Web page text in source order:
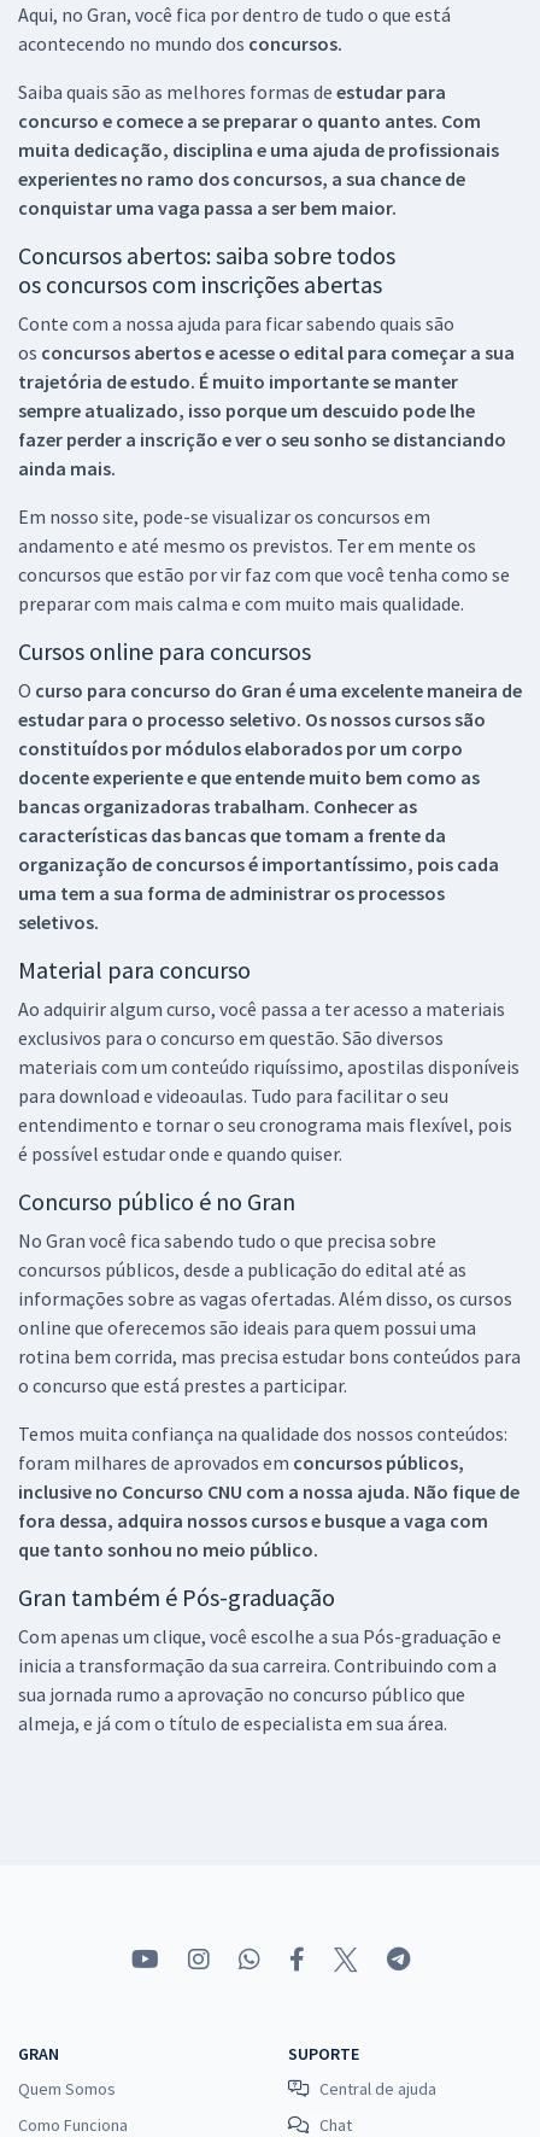
Aqui, no Gran, você fica por dentro de tudo o que está
acontecendo no mundo dos concursos.
Saiba quais são as melhores formas de estudar para
concurso e comece a se preparar o quanto antes. Com
muita dedicação, disciplina e uma ajuda de profissionais
experientes no ramo dos concursos, a sua chance de
conquistar uma vaga passa a ser bem maior.
Concursos abertos: saiba sobre todos
os concursos com inscrições abertas
Conte com a nossa ajuda para ficar sabendo quais são
os concursos abertos e acesse o edital para começar a sua
trajetória de estudo. É muito importante se manter
sempre atualizado, isso porque um descuido pode lhe
fazer perder a inscrição e ver o seu sonho se distanciando
ainda mais.
Em nosso site, pode-se visualizar os concursos em
andamento e até mesmo os previstos. Ter em mente os
concursos que estão por vir faz com que você tenha como se
preparar com mais calma e com muito mais qualidade.
Cursos online para concursos
O curso para concurso do Gran é uma excelente maneira de
estudar para o processo seletivo. Os nossos cursos são
constituídos por módulos elaborados por um corpo
docente experiente e que entende muito bem como as
bancas organizadoras trabalham. Conhecer as
características das bancas que tomam a frente da
organização de concursos é importantíssimo, pois cada
uma tem a sua forma de administrar os processos
seletivos.
Material para concurso
Ao adquirir algum curso, você passa a ter acesso a materiais
exclusivos para o concurso em questão. São diversos
materiais com um conteúdo riquíssimo, apostilas disponíveis
para download e videoaulas. Tudo para facilitar o seu
entendimento e tornar o seu cronograma mais flexível, pois
é possível estudar onde e quando quiser.
Concurso público é no Gran
No Gran você fica sabendo tudo o que precisa sobre
concursos públicos, desde a publicação do edital até as
informações sobre as vagas ofertadas. Além disso, os cursos
online que oferecemos são ideais para quem possui uma
rotina bem corrida, mas precisa estudar bons conteúdos para
o concurso que está prestes a participar.
Temos muita confiança na qualidade dos nossos conteúdos:
foram milhares de aprovados em concursos públicos,
inclusive no Concurso CNU com a nossa ajuda. Não fique de
fora dessa, adquira nossos cursos e busque a vaga com
que tanto sonhou no meio público.
Gran também é Pós-graduação
Com apenas um clique, você escolhe a sua Pós-graduação e
inicia a transformação da sua carreira. Contribuindo com a
sua jornada rumo a aprovação no concurso público que
almeja, e já com o título de especialista em sua área.
GRAN
Quem Somos
Como Funciona
SUPORTE
Central de ajuda
Chat